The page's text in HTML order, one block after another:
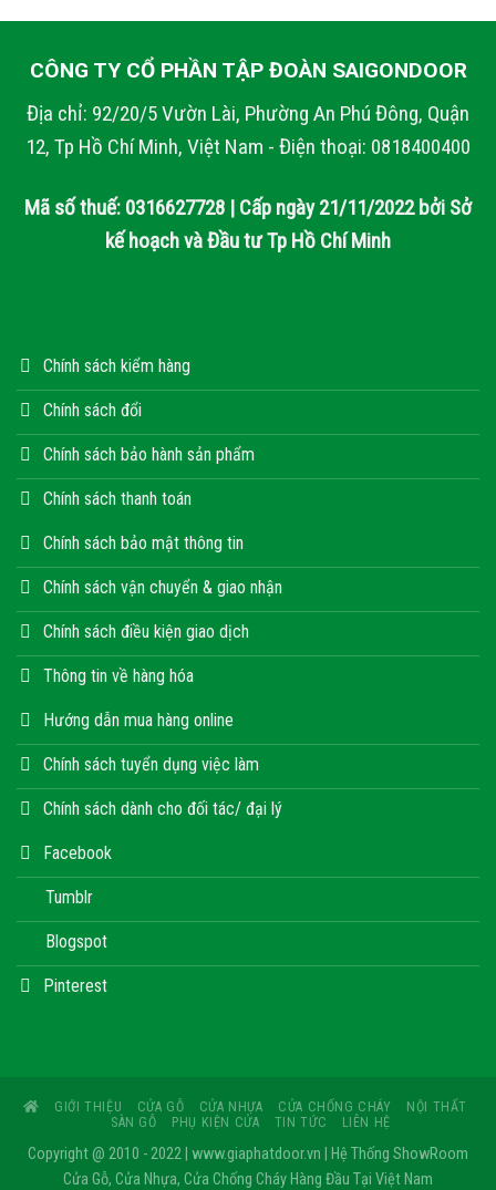
CÔNG TY CỔ PHẦN TẬP ĐOÀN SAIGONDOOR
Địa chỉ: 92/20/5 Vườn Lài, Phường An Phú Đông, Quận
12, Tp Hồ Chí Minh, Việt Nam - Điện thoại: 0818400400
Mã số thuế: 0316627728 | Cấp ngày 21/11/2022 bởi Sở
kế hoạch và Đầu tư Tp Hồ Chí Minh
Chính sách kiểm hàng
Chính sách đổi
Chính sách bảo hành sản phẩm
Chính sách thanh toán
Chính sách bảo mật thông tin
Chính sách vận chuyển & giao nhận
Chính sách điều kiện giao dịch
Thông tin về hàng hóa
Hướng dẫn mua hàng online
Chính sách tuyển dụng việc làm
Chính sách dành cho đối tác/ đại lý
Facebook
Tumblr
Blogspot
Pinterest
GIỚI THIỆU CỬA GỖ CỬA NHỰA CỬA CHỐNG CHÁY
NỘI THẤT
SÀN GỖ
PHỤ KIỆN CỬA TIN TỨC LIÊN HỆ
Copyright @ 2010 - 2022 | www.giaphatdoor.vn | Hệ Thống ShowRoom
Cửa Gỗ, Cửa Nhựa, Cửa Chống Cháy Hàng Đầu Tại Việt Nam